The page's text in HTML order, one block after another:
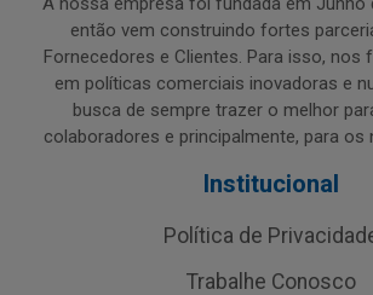
então vem construindo fortes
Fornecedores e Clientes. Para isso, nos
em políticas comerciais inovadoras e
busca de sempre trazer o melhor
colaboradores e principalmente, para os
Institucional
Política de
Trabalhe Conosco